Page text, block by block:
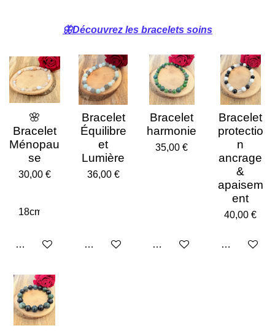
🦋Découvrez les bracelets soins
🌸
Bracelet
Ménopau
se
30,00 €
Ajouter au panier
Bracelet
Équilibre
et
Lumière
36,00 €
Ajouter au panier
Bracelet
harmonie
35,00 €
Ajouter au panier
Bracelet
protectio
n
ancrage
&
apaisem
ent
40,00 €
Ajouter au